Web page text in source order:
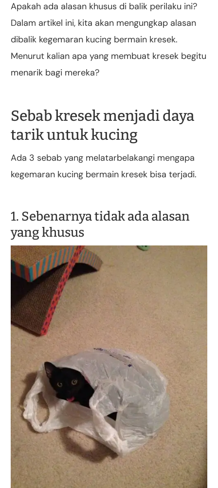
Apakah ada alasan khusus di balik perilaku ini?
Dalam artikel ini, kita akan mengungkap alasan
dibalik kegemaran kucing bermain kresek.
Menurut kalian apa yang membuat kresek begitu
menarik bagi mereka?
Sebab kresek menjadi daya
tarik untuk kucing
Ada 3 sebab yang melatarbelakangi mengapa
kegemaran kucing bermain kresek bisa terjadi.
1. Sebenarnya tidak ada alasan
yang khusus